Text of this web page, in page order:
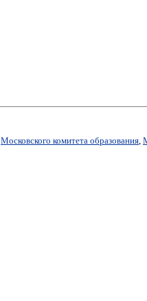
Московского комитета образования,